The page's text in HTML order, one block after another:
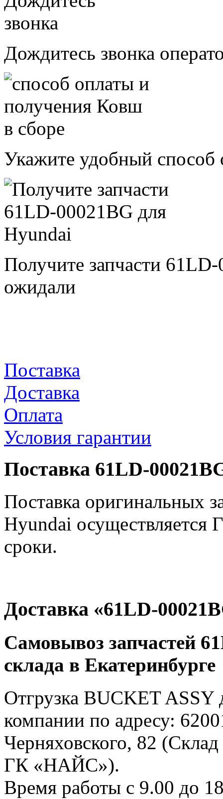
Дождитесь звонка
Укажите удобный
Получите запчасти
ожидали
Поставка
Доставка
Оплата
Условия гарантии
Поставка 61LD-
Поставка оригинальных
Hyundai
сроки.
Доставка «61LD-
Самовывоз запчастей
склада в Екатеринбурге
Отгрузка BUCKET ASSY
компании по адресу:
Черняховского, 82
ГК «НАЙС»).
Время работы с 9.00 до